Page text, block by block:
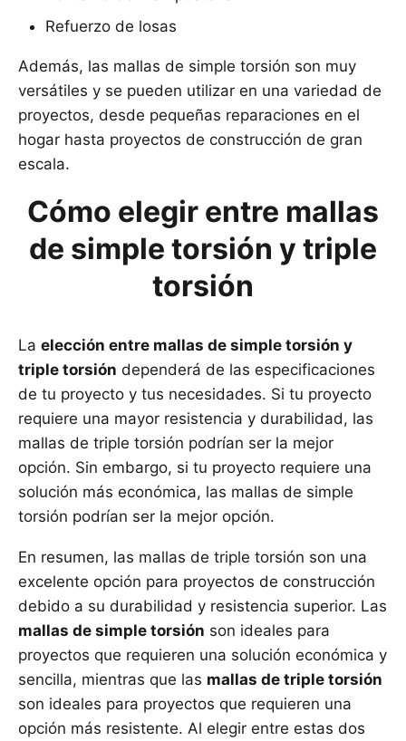
Refuerzo de losas
Además, las mallas de simple torsión son muy
versátiles y se pueden utilizar en una variedad de
proyectos, desde pequeñas reparaciones en el
hogar hasta proyectos de construcción de gran
escala.
Cómo elegir entre mallas
de simple torsión y triple
torsión
La elección entre mallas de simple torsión y
triple torsión dependerá de las especificaciones
de tu proyecto y tus necesidades. Si tu proyecto
requiere una mayor resistencia y durabilidad, las
mallas de triple torsión podrían ser la mejor
opción. Sin embargo, si tu proyecto requiere una
solución más económica, las mallas de simple
torsión podrían ser la mejor opción.
En resumen, las mallas de triple torsión son una
excelente opción para proyectos de construcción
debido a su durabilidad y resistencia superior. Las
mallas de simple torsión son ideales para
proyectos que requieren una solución económica y
sencilla, mientras que las mallas de triple torsión
son ideales para proyectos que requieren una
opción más resistente. Al elegir entre estas dos